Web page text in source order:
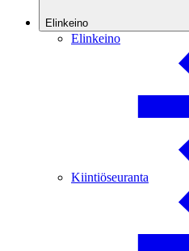
Elinkeino
Elinkeino
Kiintiöseuranta